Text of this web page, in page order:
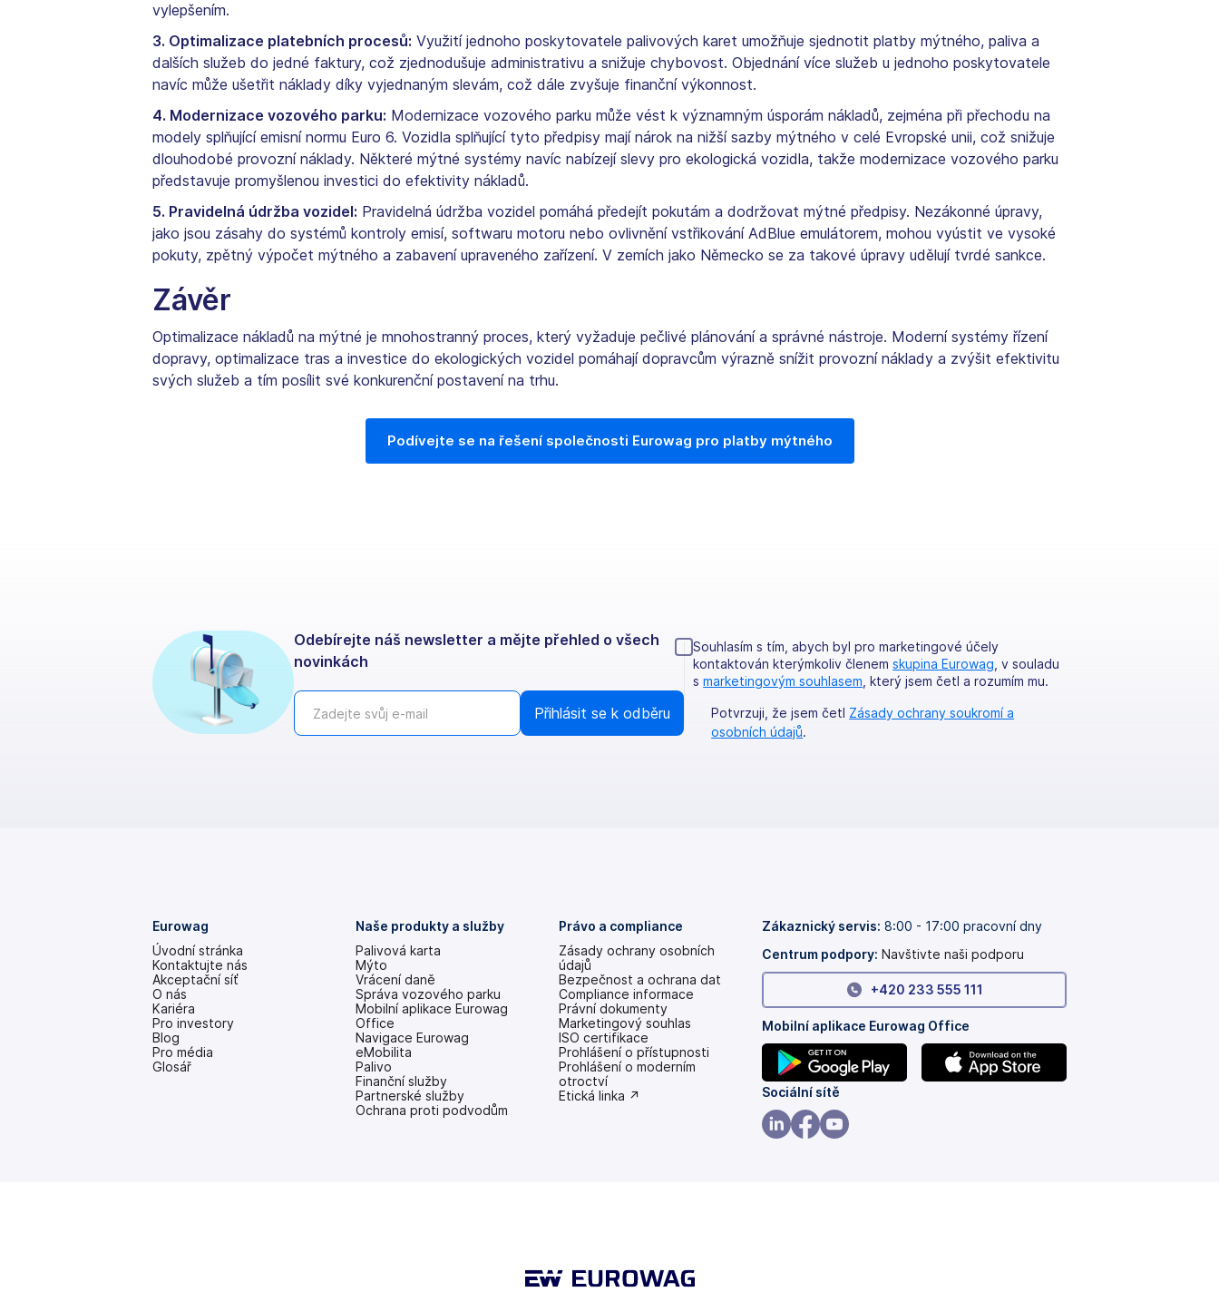
vylepšením.
3. Optimalizace platebních procesů: Využití jednoho poskytovatele palivových karet umožňuje sjednotit platby mýtného, paliva a
dalších služeb do jedné faktury, což zjednodušuje administrativu a snižuje chybovost. Objednání více služeb u jednoho poskytovatele
navíc může ušetřit náklady díky vyjednaným slevám, což dále zvyšuje finanční výkonnost.
4. Modernizace vozového parku: Modernizace vozového parku může vést k významným úsporám nákladů, zejména při přechodu na
modely splňující emisní normu Euro 6. Vozidla splňující tyto předpisy mají nárok na nižší sazby mýtného v celé Evropské unii, což snižuje
dlouhodobé provozní náklady. Některé mýtné systémy navíc nabízejí slevy pro ekologická vozidla, takže modernizace vozového parku
představuje promyšlenou investici do efektivity nákladů.
5. Pravidelná údržba vozidel: Pravidelná údržba vozidel pomáhá předejít pokutám a dodržovat mýtné předpisy. Nezákonné úpravy,
jako jsou zásahy do systémů kontroly emisí, softwaru motoru nebo ovlivnění vstřikování AdBlue emulátorem, mohou vyústit ve vysoké
pokuty, zpětný výpočet mýtného a zabavení upraveného zařízení. V zemích jako Německo se za takové úpravy udělují tvrdé sankce.
Závěr
Optimalizace nákladů na mýtné je mnohostranný proces, který vyžaduje pečlivé plánování a správné nástroje. Moderní systémy řízení
dopravy, optimalizace tras a investice do ekologických vozidel pomáhají dopravcům výrazně snížit provozní náklady a zvýšit efektivitu
svých služeb a tím posílit své konkurenční postavení na trhu.
Podívejte se na řešení společnosti Eurowag pro platby mýtného
Odebírejte náš newsletter a mějte přehled o všech
novinkách
Souhlasím s tím, abych byl pro marketingové účely
kontaktován kterýmkoliv členemskupina Eurowag , v souladu
smarketingovým souhlasem , který jsem četl a rozumím mu.
Potvrzuji, že jsem četl Zásady ochrany soukromí a
osobních údajů.
Eurowag
Úvodní stránka
Kontaktujte nás
Akceptační síť
O nás
Kariéra
Pro investory
(se
v
nových
Blog
Pro média
Glosář
Naše produkty a služby
Palivová karta
Mýto
Vrácení daně
Správa vozového parku
Mobilní aplikace Eurowag
Office
Navigace Eurowag
eMobilita
Palivo
Finanční služby
Partnerské služby
Ochrana proti podvodům
Právo a compliance
Zásady ochrany osobních
údajů
Bezpečnost a ochrana dat
Compliance informace
Právní dokumenty
Marketingový souhlas
ISO certifikace
Prohlášení o přístupnosti
(se
v
nových
Prohlášení o moderním
otroctví
(se
Etická linka ↗
Zákaznický servis: 8:00 - 17:00 pracovní dny
Centrum podpory: Navštivte naši podporu
+420 233 555 111
Mobilní aplikace Eurowag Office
(se
v
nových
Sociální sítě